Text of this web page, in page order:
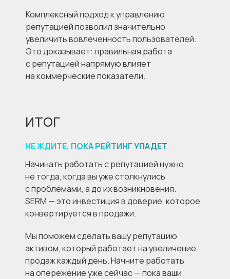
Комплексный подход к управлению
репутацией позволил значительно
увеличить вовлеченность пользователей.
Это доказывает: правильная работа
с репутацией напрямую влияет
на коммерческие показатели.
ИТОГ
НЕ ЖДИТЕ, ПОКА РЕЙТИНГ УПАДЕТ
Начинать работать с репутацией нужно
не тогда, когда вы уже столкнулись
с проблемами, а до их возникновения.
SERM — это инвестиция в доверие, которое
конвертируется в продажи.
Мы поможем сделать вашу репутацию
активом, который работает на увеличение
продаж каждый день. Начните работать
на опережение уже сейчас — пока ваши